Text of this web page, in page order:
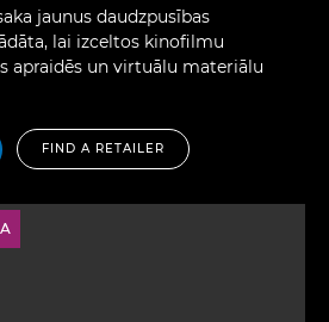
jaunus daudzpusības
lai izceltos kinofilmu
apraidēs un virtuālu materiālu
FIND A RETAILER